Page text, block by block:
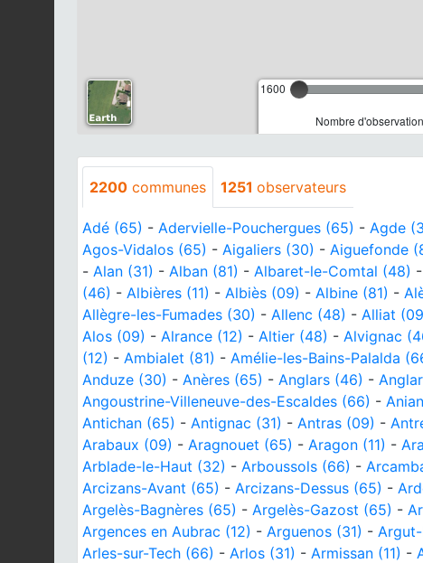
1600
Nombre
2200 communes 1251 observateurs
Adé (65) - Adervielle-Pouchergues (65) - Agde
Agos-Vidalos (65) - Aigaliers (30) - Aiguefonde
- Alan (31) - Alban (81) - Albaret-le-Comtal (48) -
(46) - Albières (11) - Albiès (09) - Albine (81) -
Allègre-les-Fumades (30) - Allenc (48) - Alliat
Alos (09) - Alrance (12) - Altier (48) - Alvignac
(12) - Ambialet (81) - Amélie-les-Bains-Palalda
Anduze (30) - Anères (65) - Anglars (46) -
Angoustrine-Villeneuve-des-Escaldes (66) -
Antichan (65) - Antignac (31) - Antras (09) -
Arabaux (09) - Aragnouet (65) - Aragon (11) -
Arblade-le-Haut (32) - Arboussols (66) -
Arcizans-Avant (65) - Arcizans-Dessus (65) -
Argelès-Bagnères (65) - Argelès-Gazost (65) -
Argences en Aubrac (12) - Arguenos (31) -
Arles-sur-Tech (66) - Arlos (31) - Armissan (11) -